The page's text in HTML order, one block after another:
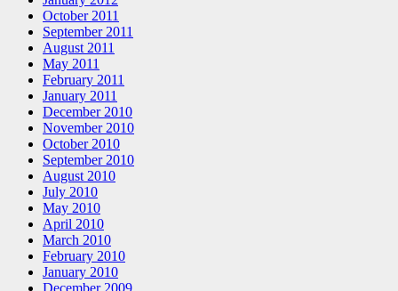
October 2011
September 2011
August 2011
May 2011
February 2011
January 2011
December 2010
November 2010
October 2010
September 2010
August 2010
July 2010
May 2010
April 2010
March 2010
February 2010
January 2010